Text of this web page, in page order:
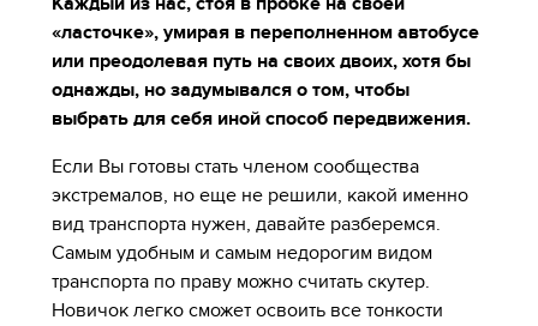
«ласточке», умирая в переполненном автобусе
или преодолевая путь на своих двоих, хотя бы
однажды, но задумывался о том, чтобы
выбрать для себя иной способ передвижения.
Если Вы готовы стать членом сообщества
экстремалов, но еще не решили, какой именно
вид транспорта нужен, давайте разберемся.
Самым удобным и самым недорогим видом
транспорта по праву можно считать скутер.
Новичок легко сможет освоить все тонкости